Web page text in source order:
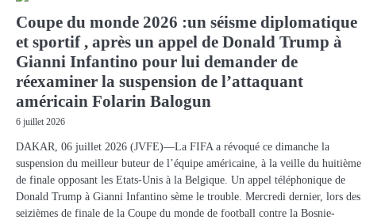
Coupe du monde 2026 :un séisme diplomatique
et sportif , après un appel de Donald Trump à
Gianni Infantino pour lui demander de
réexaminer la suspension de l’attaquant
américain Folarin Balogun
6 juillet 2026
DAKAR, 06 juillet 2026 (JVFE)—La FIFA a révoqué ce dimanche la
suspension du meilleur buteur de l’équipe américaine, à la veille du huitième
de finale opposant les Etats-Unis à la Belgique. Un appel téléphonique de
Donald Trump à Gianni Infantino sème le trouble. Mercredi dernier, lors des
seizièmes de finale de la Coupe du monde de football contre la Bosnie-